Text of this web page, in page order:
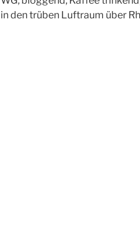
in den trüben Luftraum über